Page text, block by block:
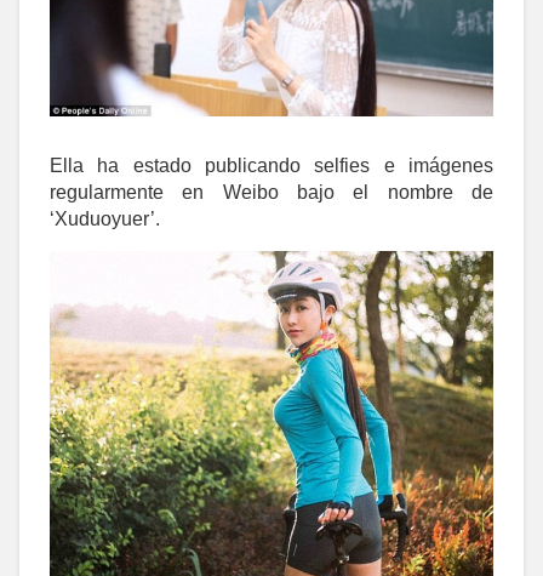
Ella ha estado publicando selfies e imágenes
regularmente en Weibo bajo el nombre de
‘Xuduoyuer’.